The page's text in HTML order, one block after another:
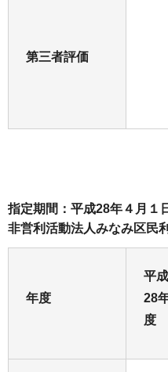
第三者評価
指定期間：平成28年４月
非営利活動法人みなみ区民
年度
平成
28
度